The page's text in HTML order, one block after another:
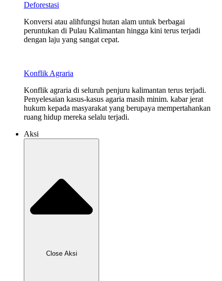
Deforestasi
Konversi atau alihfungsi hutan alam untuk berbagai
peruntukan di Pulau Kalimantan hingga kini terus terjadi
dengan laju yang sangat cepat.
Konflik Agraria
Konflik agraria di seluruh penjuru kalimantan terus terjadi.
Penyelesaian kasus-kasus agaria masih minim. kabar jerat
hukum kepada masyarakat yang berupaya mempertahankan
ruang hidup mereka selalu terjadi.
Aksi
Close Aksi